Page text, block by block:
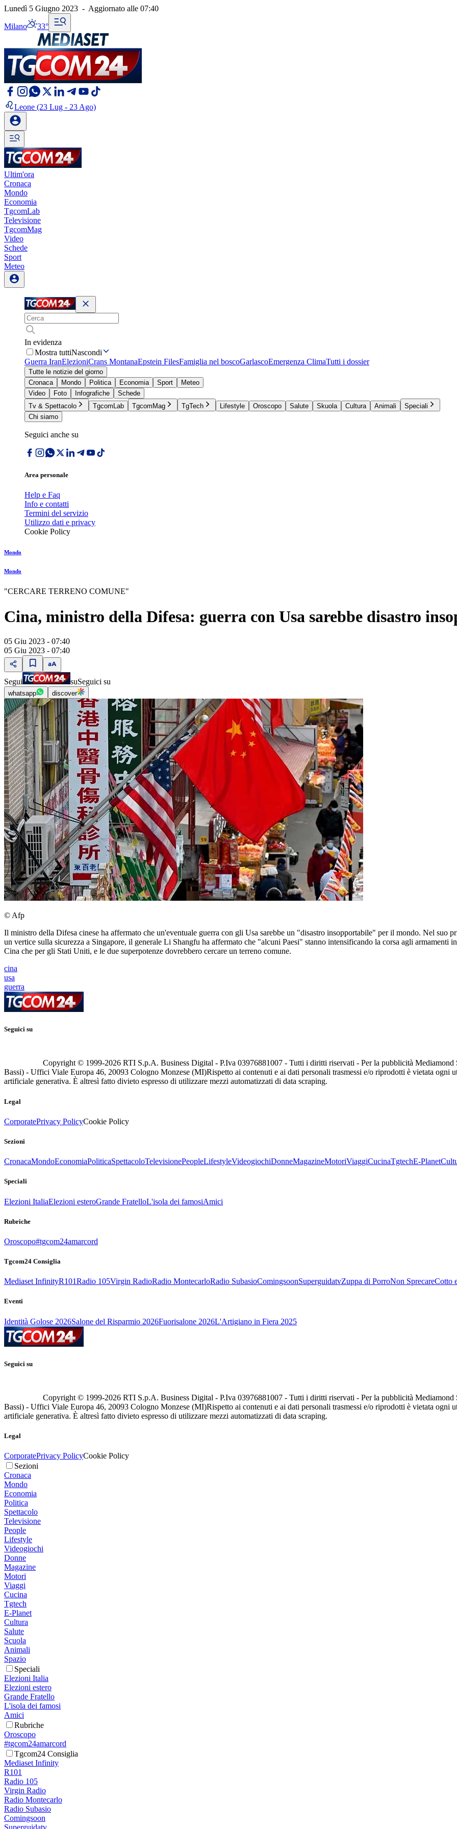
Lunedì 5 Giugno 2023 - Aggiornato alle 07:40
Milano 33°
Leone (23 Lug - 23 Ago)
Ultim'ora
Cronaca
Mondo
Economia
TgcomLab
Televisione
TgcomMag
Video
Schede
Sport
Meteo
In evidenza
Mostra tuttiNascondi
Guerra IranElezioniCrans MontanaEpstein FilesFamiglia nel boscoGarlascoEmergenza ClimaTutti i dossier
Tutte le notizie del giorno
Cronaca
Mondo Politica Economia Sport
Meteo
Video
Foto Infografiche
Schede
Tv & Spettacolo
TgcomLab TgcomMag TgTech Lifestyle Oroscopo Salute Skuola Cultura Animali
Speciali
Chi siamo
Seguici anche su
Area personale
Help e Faq
Info e contatti
Termini del servizio
Utilizzo dati e privacy
Cookie Policy
Mondo
Mondo
"CERCARE TERRENO COMUNE"
Cina, ministro della Difesa: guerra con Usa sarebbe disastro
05 Giu 2023 - 07:40
05 Giu 2023 - 07:40
Segui suSeguici su
whatsapp discover
© Afp
Il ministro della Difesa cinese ha affermato che un'eventuale guerra con gli Usa sarebbe un "disastro insopportabile" per il mondo. Nel suo
un vertice sulla sicurezza a Singapore, il generale Li Shangfu ha affermato che "alcuni Paesi" stanno intensificando la corsa agli armamenti
Cina che per gli Stati Uniti, e le due superpotenze dovrebbero cercare un terreno comune.
cina
usa
guerra
Seguici su
Copyright © 1999-2026 RTI S.p.A. Business Digital - P.Iva 03976881007 - Tutti i diritti riservati - Per la pubblicità
Bassi) - Uffici Viale Europa 46, 20093 Cologno Monzese (MI)Rispetto ai contenuti e ai dati personali trasmessi e/o riprodotti è vietata ogni
artificiale generativa. È altresì fatto divieto espresso di utilizzare mezzi automatizzati di data scraping.
Legal
CorporatePrivacy PolicyCookie Policy
Sezioni
CronacaMondoEconomiaPoliticaSpettacoloTelevisionePeopleLifestyleVideogiochiDonneMagazineMotoriViaggiCucinaTgtechE-Planet
Speciali
Elezioni ItaliaElezioni esteroGrande FratelloL'isola dei famosiAmici
Rubriche
Oroscopo#tgcom24amarcord
Tgcom24 Consiglia
Mediaset InfinityR101Radio 105Virgin RadioRadio MontecarloRadio SubasioComingsoonSuperguidatvZuppa di PorroNon SprecareCotto
Eventi
Identità Golose 2026Salone del Risparmio 2026Fuorisalone 2026L'Artigiano in Fiera 2025
Seguici su
Copyright © 1999-2026 RTI S.p.A. Business Digital - P.Iva 03976881007 - Tutti i diritti riservati - Per la pubblicità
Bassi) - Uffici Viale Europa 46, 20093 Cologno Monzese (MI)Rispetto ai contenuti e ai dati personali trasmessi e/o riprodotti è vietata ogni
artificiale generativa. È altresì fatto divieto espresso di utilizzare mezzi automatizzati di data scraping.
Legal
CorporatePrivacy PolicyCookie Policy
Sezioni
Cronaca
Mondo
Economia
Politica
Spettacolo
Televisione
People
Lifestyle
Videogiochi
Donne
Magazine
Motori
Viaggi
Cucina
Tgtech
E-Planet
Cultura
Salute
Scuola
Animali
Spazio
Speciali
Elezioni Italia
Elezioni estero
Grande Fratello
L'isola dei famosi
Amici
Rubriche
Oroscopo
#tgcom24amarcord
Tgcom24 Consiglia
Mediaset Infinity
R101
Radio 105
Virgin Radio
Radio Montecarlo
Radio Subasio
Comingsoon